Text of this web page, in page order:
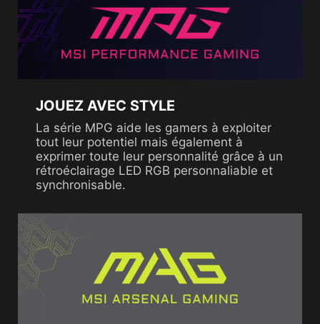
JOUEZ AVEC STYLE
La série MPG aide les gamers à exploiter
tout leur potentiel mais également à
exprimer toute leur personnalité grâce à un
rétroéclairage LED RGB personnaliable et
synchronisable.